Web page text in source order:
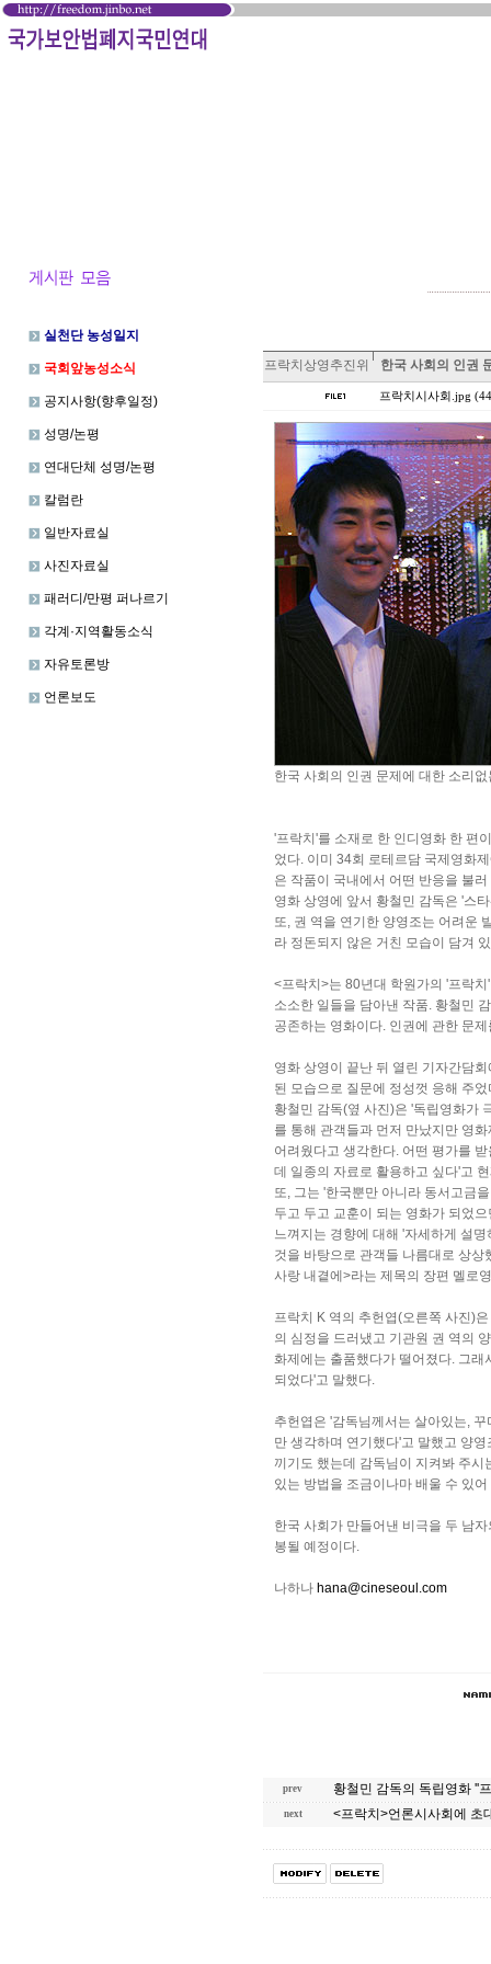
실천단 농성일지
국회앞농성소식
공지사항(향후일정)
성명/논평
연대단체 성명/논평
칼럼란
일반자료실
사진자료실
패러디/만평 퍼나르기
각계·지역활동소식
자유토론방
언론보도
프락치상영추진위 한국 사회의 인권
프락치시사회.jpg
한국 사회의 인권 문제에 대한 소리
'프락치'를 소재로 한 인디영화 한 편
었다. 이미 34회 로테르담 국제영화
은 작품이 국내에서 어떤 반응을 불
영화 상영에 앞서 황철민 감독은 '스
또, 권 역을 연기한 양영조는 어려운
라 정돈되지 않은 거친 모습이 담겨
<프락치>는 80년대 학원가의 '프락
소소한 일들을 담아낸 작품. 황철민
공존하는 영화이다. 인권에 관한 문
영화 상영이 끝난 뒤 열린 기자간담
된 모습으로 질문에 정성껏 응해 주었
황철민 감독(옆 사진)은 '독립영화가
를 통해 관객들과 먼저 만났지만 영
어려웠다고 생각한다. 어떤 평가를
데 일종의 자료로 활용하고 싶다'고
또, 그는 '한국뿐만 아니라 동서고금
두고 두고 교훈이 되는 영화가 되었
느껴지는 경향에 대해 '자세하게 설
것을 바탕으로 관객들 나름대로 상
사랑 내곁에>라는 제목의 장편 멜로
프락치 K 역의 추헌엽(오른쪽 사진)
의 심정을 드러냈고 기관원 권 역의
화제에는 출품했다가 떨어졌다. 그
되었다'고 말했다.
추헌엽은 '감독님께서는 살아있는,
만 생각하며 연기했다'고 말했고 양
끼기도 했는데 감독님이 지켜봐 주
있는 방법을 조금이나마 배울 수 있
한국 사회가 만들어낸 비극을 두 남
봉될 예정이다.
나하나 hana@cineseoul.com
prev 황철민 감독의 독립영화 ''
next <프락치>언론시사회에 초